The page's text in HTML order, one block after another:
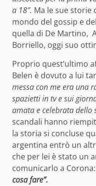
a 18″. Ma le sue storie
mondo del gossip e
quella di De Martino,
Borriello, oggi suo
Proprio quest’ultimo
Belen è dovuto a lui
messa con me era una
spazietti in tv e sui
amata e celebrata dello
scandali hanno
la storia si concluse
argentina entrò un
che per lei è stato un
comunicarlo a Corona:
cosa fare”.